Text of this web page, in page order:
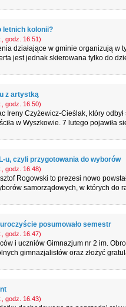
letnich kolonii?
godz. 16.51)
działające w gminie organizują w
jest jednak skierowana tylko do
z artystką
godz. 16.50)
Ireny Czyżewicz-Cieślak, który
w Wyszkowie. 7 lutego pojawiła
u, czyli przygotowania do wyborów
godz. 16.48)
Rogowski to prezesi nowo
samorządowych, w których do
posumowało semestr
godz. 16.47)
i uczniów Gimnazjum nr 2 im.
gimnazjalistów oraz złożyć
godz. 16.43)